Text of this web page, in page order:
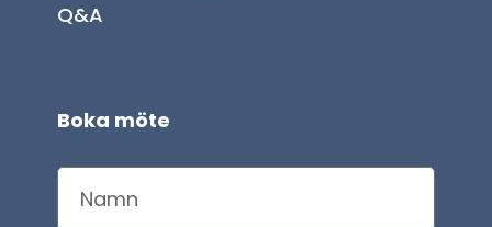
Q&A
Boka möte